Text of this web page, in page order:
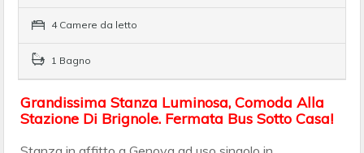
4 Camere da letto
1 Bagno
Grandissima Stanza Luminosa, Comoda Alla
Stazione Di Brignole. Fermata Bus Sotto Casa!